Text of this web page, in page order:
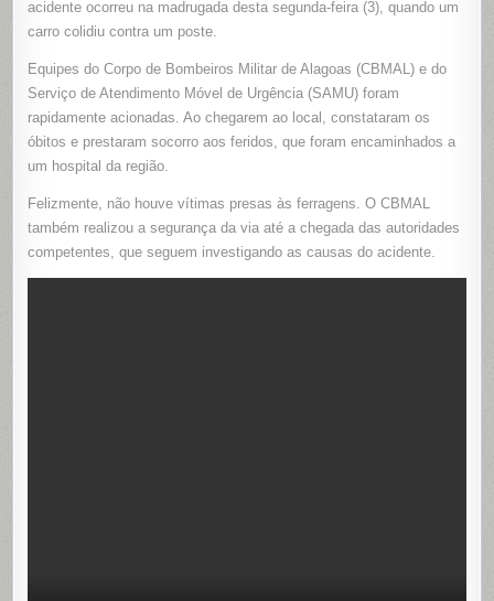
MORTOS
acidente ocorreu na madrugada desta segunda-feira (3), quando um
carro colidiu contra um poste.
Equipes do Corpo de Bombeiros Militar de Alagoas (CBMAL) e do
Serviço de Atendimento Móvel de Urgência (SAMU) foram
rapidamente acionadas. Ao chegarem ao local, constataram os
óbitos e prestaram socorro aos feridos, que foram encaminhados a
um hospital da região.
Felizmente, não houve vítimas presas às ferragens. O CBMAL
também realizou a segurança da via até a chegada das autoridades
competentes, que seguem investigando as causas do acidente.